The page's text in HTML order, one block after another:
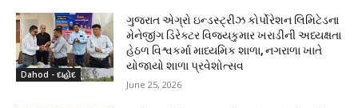
Dahod - દાહોદ
ગુજરાત એગ્રો ઇન્ડસ્ટ્રીઝ કોર્પોરેશન લિમિટેડના
મેનેજીંગ ડિરેક્ટર વિજયકુમાર ખરાડીની અધ્યક્ષતા
હેઠળ વિશ્વકર્મા માધ્યમિક શાળા, નગરાળા ખાતે
યોજાયો શાળા પ્રવેશોત્સવ
June 25, 2026